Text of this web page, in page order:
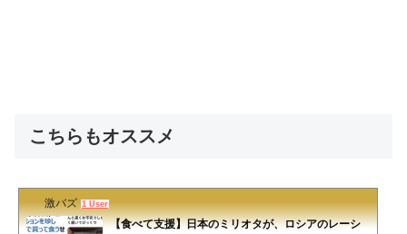
こちらもオススメ
激バズ 1 User
【食べて支援】日本のミリオタが、ロシアのレーシ